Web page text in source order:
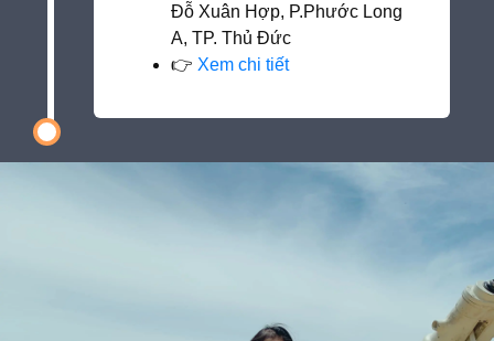
Đỗ Xuân Hợp, P.Phước Long
A, TP. Thủ Đức
👉 Xem chi tiết